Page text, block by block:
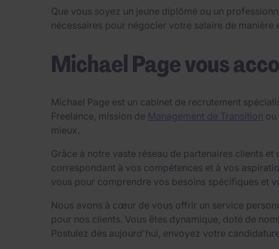
Que vous soyez un jeune diplômé ou un
nécessaires pour négocier votre salaire de manière
Michael Page vous
Michael Page est un cabinet de recrutement
Freelance, mission de Management de Transition ou
mieux.
Grâce à notre vaste réseau de partenaires clients
correspondant à vos compétences et à vos
vous pour comprendre vos besoins spécifiques et
Nous avons à cœur de vous offrir un service
pour nos clients. Vous êtes dynamique, doté de
Postulez dès aujourd'hui, envoyez votre